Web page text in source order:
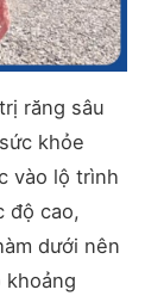
răng sâu
khỏe
vào lộ trình
độ cao,
dưới nên
khoảng